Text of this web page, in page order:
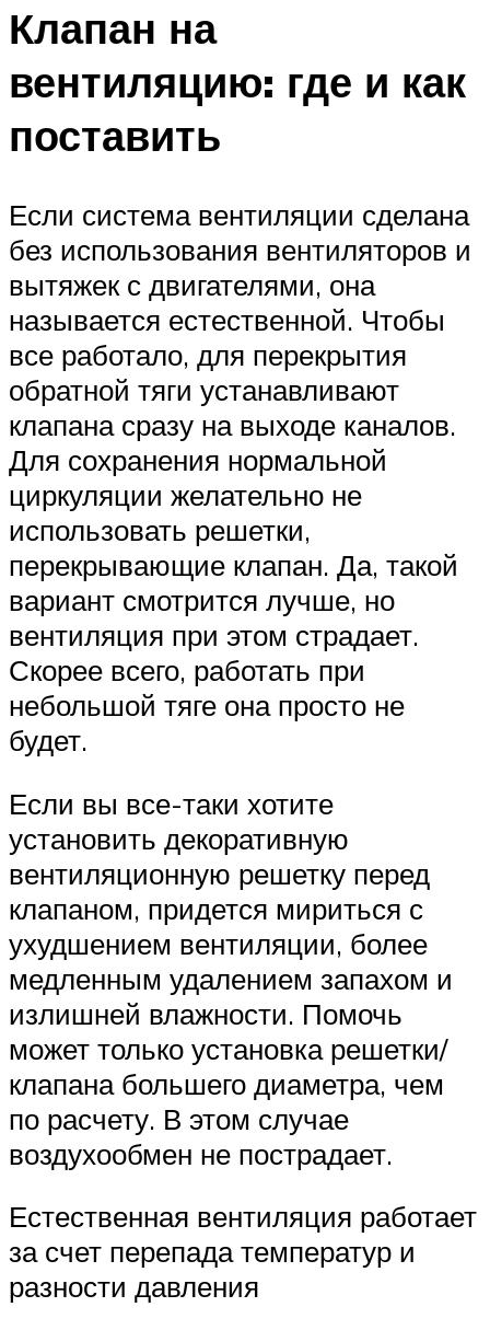
Клапан на
вентиляцию: где и как
поставить
Если система вентиляции сделана
без использования вентиляторов и
вытяжек с двигателями, она
называется естественной. Чтобы
все работало, для перекрытия
обратной тяги устанавливают
клапана сразу на выходе каналов.
Для сохранения нормальной
циркуляции желательно не
использовать решетки,
перекрывающие клапан. Да, такой
вариант смотрится лучше, но
вентиляция при этом страдает.
Скорее всего, работать при
небольшой тяге она просто не
будет.
Если вы все-таки хотите
установить декоративную
вентиляционную решетку перед
клапаном, придется мириться с
ухудшением вентиляции, более
медленным удалением запахом и
излишней влажности. Помочь
может только установка решетки/
клапана большего диаметра, чем
по расчету. В этом случае
воздухообмен не пострадает.
Естественная вентиляция работает
за счет перепада температур и
разности давления